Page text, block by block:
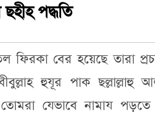
পদ্ধতি
ফিরকা বের হয়েছে তারা
হুযূর পাক ছল্লাল্লাহু
যেভাবে নামায পড়তে